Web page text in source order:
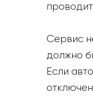
Сервис
должно
Если